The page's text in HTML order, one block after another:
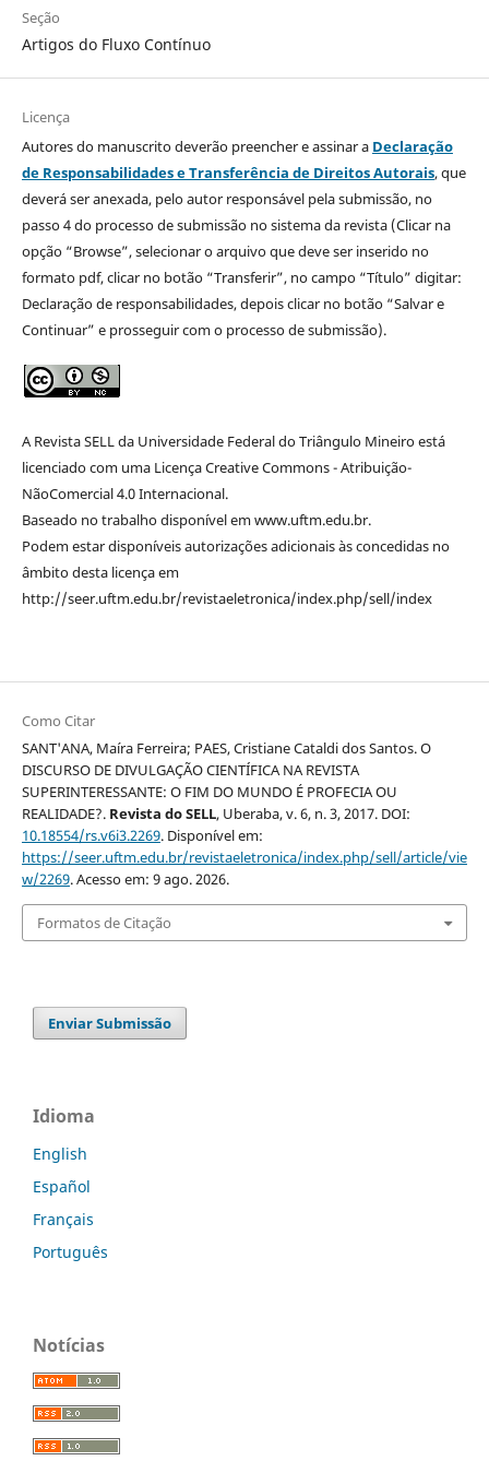
Seção
Artigos do Fluxo Contínuo
Licença
Autores do manuscrito deverão preencher e assinar a Declaração
de Responsabilidades e Transferência de Direitos Autorais, que
deverá ser anexada, pelo autor responsável pela submissão, no
passo 4 do processo de submissão no sistema da revista (Clicar na
opção “Browse”, selecionar o arquivo que deve ser inserido no
formato pdf, clicar no botão “Transferir”, no campo “Título” digitar:
Declaração de responsabilidades, depois clicar no botão “Salvar e
Continuar” e prosseguir com o processo de submissão).
A Revista SELL da Universidade Federal do Triângulo Mineiro está
licenciado com uma Licença Creative Commons - Atribuição-
NãoComercial 4.0 Internacional.
Baseado no trabalho disponível em www.uftm.edu.br.
Podem estar disponíveis autorizações adicionais às concedidas no
âmbito desta licença em
http://seer.uftm.edu.br/revistaeletronica/index.php/sell/index
Como Citar
SANT'ANA, Maíra Ferreira; PAES, Cristiane Cataldi dos Santos. O
DISCURSO DE DIVULGAÇÃO CIENTÍFICA NA REVISTA
SUPERINTERESSANTE: O FIM DO MUNDO É PROFECIA OU
REALIDADE?. Revista do SELL, Uberaba, v. 6, n. 3, 2017. DOI:
10.18554/rs.v6i3.2269. Disponível em:
https://seer.uftm.edu.br/revistaeletronica/index.php/sell/article/vie
w/2269. Acesso em: 9 ago. 2026.
Formatos de Citação
Enviar Submissão
Idioma
English
Español
Français
Português
Notícias